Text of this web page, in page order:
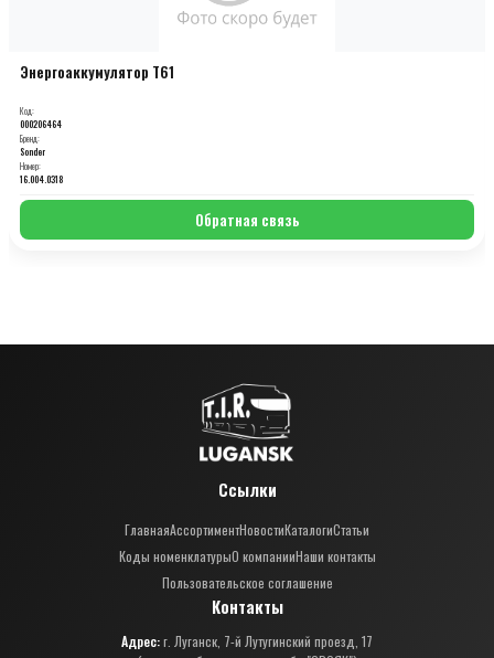
Энергоаккумулятор T61
Код:
000206464
Бренд:
Sonder
Номер:
16.004.0318
Обратная связь
Ссылки
ГлавнаяАссортиментНовостиКаталогиСтатьи
Коды номенклатурыО компанииНаши контакты
Пользовательское соглашение
Контакты
Адрес:г. Луганск, 7-й Лутугинский проезд, 17